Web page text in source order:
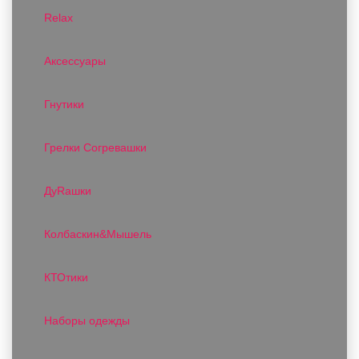
Relax
Аксессуары
Гнутики
Грелки Согревашки
ДуRашки
Колбаскин&Мышель
КТОтики
Наборы одежды